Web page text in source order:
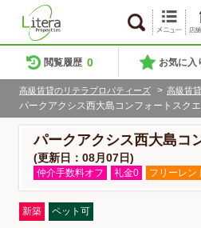
閲覧履歴 0 お気に入
高級賃貸のリテラプロパティーズ > 高級賃
パークアクシス西大島コンフォートスク
パークアクシス西大島コ
(更新日：08月07日)
仲介手数料オフ 礼金0 フリーレン
新築 ペット可